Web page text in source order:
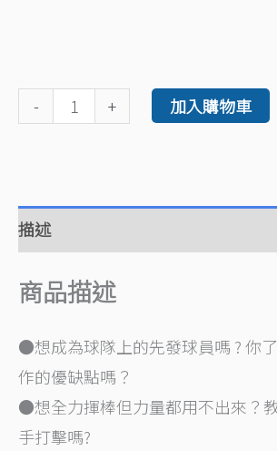
- + 加入購物車
描述
商品描述
●想成為球隊上的先發球員嗎 ? 你
作的優缺點嗎？
●想全力揮棒但力量都用不出來？
手打擊嗎?